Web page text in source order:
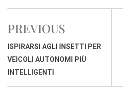
c
b
o
o
k
a
s
A
p
n
d
I
r
d
a
PREVIOUS
ISPIRARSI AGLI INSETTI PER
VEICOLI AUTONOMI PIÙ
INTELLIGENTI